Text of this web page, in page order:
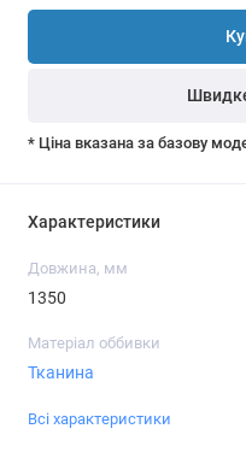
* Ціна вказана за базову
Характеристики
Довжина, мм
1350
Матеріал оббивки
Тканина
Всі характеристики